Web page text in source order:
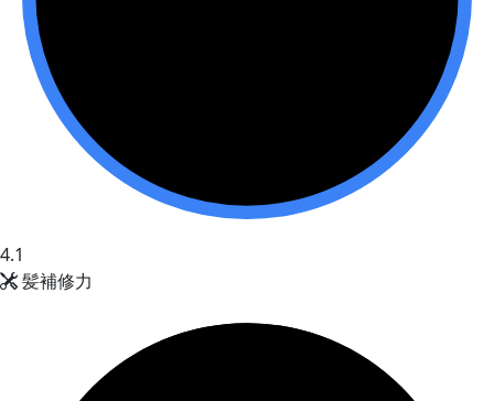
4.1
髪補修力